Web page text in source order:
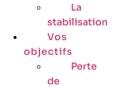
La
stabilisation
Vos
objectifs
Perte
de